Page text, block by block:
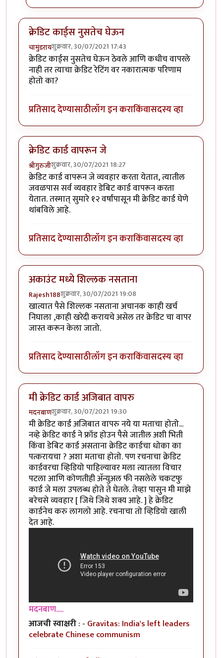
क्रेडिट कार्ड्स नुसतेच घेऊन
चामुंडरायशुक्रवार, 30/07/2021 17:43
क्रेडिट कार्ड्स नुसतेच घेऊन ठेवले आणि कधीच वापरले
नाही तर त्याचा क्रेडिट रेटिंग वर नकारात्मक परिणाम
होतो का?
प्रतिसाद देण्यासाठीलॉग इन कराकिंवासदस्य व्हा
क्रेडिट कार्ड वापरून जे
श्रीगुरुजीशुक्रवार, 30/07/2021 18:27
क्रेडिट कार्ड वापरून जे व्यवहार करता येतात, त्यातील
जवळपास सर्व व्यवहार डेबिट कार्ड वापरून करता
येतात. तस्मात् सुमारे १२ वर्षांपासून मी क्रेडिट कार्ड घेणे
थांबविले आहे.
प्रतिसाद देण्यासाठीलॉग इन कराकिंवासदस्य व्हा
अकाउंट मध्ये शिल्लक नसताना
Rajesh188शुक्रवार, 30/07/2021 19:08
खात्यात पैसे शिल्लक नसताना अचानक काही खर्च
निघाला ,काही खरेदी करायचे असेल तर क्रेडिट चा वापर
जास्त करून केला जातो.
प्रतिसाद देण्यासाठीलॉग इन कराकिंवासदस्य व्हा
मी क्रेडिट कार्ड अजिबात वापरु
मदनबाणशुक्रवार, 30/07/2021 19:30
मी क्रेडिट कार्ड अजिबात वापरु नये या मताचा होतो...
नव्हे क्रेडिट कार्ड ने फ्रॉड होउन पैसे जातील अशी भिती
किंवा डेबिट कार्ड असताना क्रेडिट कार्डचा धोका का
पत्करायचा ? अशा मताचा होतो. पण रचनाचा क्रेडिट
कार्डवरचा व्हिडियो पाहिल्यावर मला त्यातला विचार
पटला आणि कोणतीही अ‍ॅन्युअल फी नसलेले चकटफु
कार्ड जे मला उपलब्ध होते ते घेतले. तेव्हा पासुन मी माझे
बरेचसे व्यवहार [ जिथे जिथे शक्य आहे. ] हे क्रेडिट
कार्डनेच करु लागलो आहे. रचनाचा तो व्हिडियो खाली
देत आहे.
मदनबाण.....
आजची स्वाक्षरी: - Gravitas: India's left leaders
celebrate Chinese communism